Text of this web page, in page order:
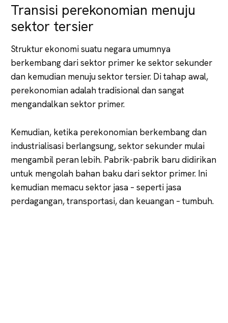
Transisi perekonomian menuju
sektor tersier
Struktur ekonomi suatu negara umumnya
berkembang dari sektor primer ke sektor sekunder
dan kemudian menuju sektor tersier. Di tahap awal,
perekonomian adalah tradisional dan sangat
mengandalkan sektor primer.
Kemudian, ketika perekonomian berkembang dan
industrialisasi berlangsung, sektor sekunder mulai
mengambil peran lebih. Pabrik-pabrik baru didirikan
untuk mengolah bahan baku dari sektor primer. Ini
kemudian memacu sektor jasa – seperti jasa
perdagangan, transportasi, dan keuangan – tumbuh.